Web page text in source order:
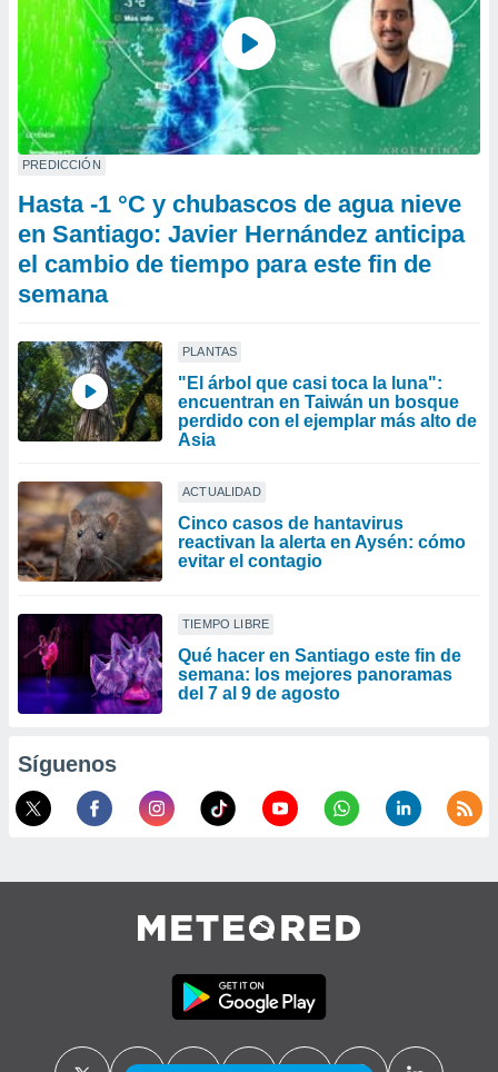
PREDICCIÓN
Hasta -1 °C y chubascos de agua nieve
en Santiago: Javier Hernández anticipa
el cambio de tiempo para este fin de
semana
PLANTAS
"El árbol que casi toca la luna":
encuentran en Taiwán un bosque
perdido con el ejemplar más alto de
Asia
ACTUALIDAD
Cinco casos de hantavirus
reactivan la alerta en Aysén: cómo
evitar el contagio
TIEMPO LIBRE
Qué hacer en Santiago este fin de
semana: los mejores panoramas
del 7 al 9 de agosto
Síguenos